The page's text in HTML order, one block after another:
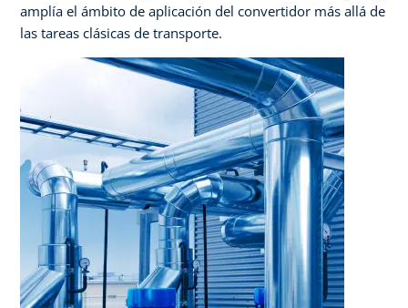
amplía el ámbito de aplicación del convertidor más allá de
las tareas clásicas de transporte.​